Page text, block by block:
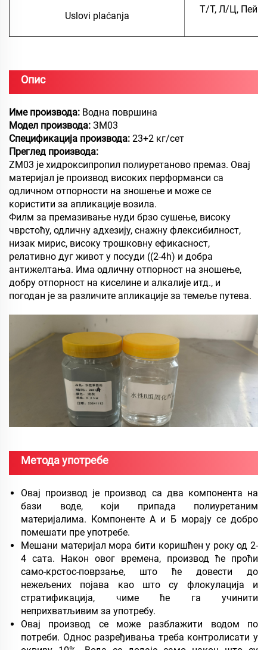
Uslovi plaćanja
Т/Т, Л/Ц,
Опис
Име производа: Водна површина
Модел производа: ЗМ03
Спецификација производа: 23+2 кг/сет
Преглед производа:
ZM03 је хидроксипропил полиуретаново премаз. Овај
материјал је производ високих перформанси са
одличном отпорности на зношење и може се
користити за апликације возила.
Филм за премазивање нуди брзо сушење, високу
чврстоћу, одличну адхезију, снажну флексибилност,
низак мирис, високу трошковну ефикасност,
релативно дуг живот у посуди ((2-4h) и добра
антижелтања. Има одличну отпорност на зношење,
добру отпорност на киселине и алкалије итд., и
погодан је за различите апликације за темеље путева.
Метода употребе
Овај производ је производ са два компонента на
бази воде, који припада полиуретаним
материјалима. Компоненте А и Б морају се добро
помешати пре употребе.
Мешани материјал мора бити коришћен у року од 2-
4 сата. Након овог времена, производ ће проћи
само-крстос-поврзање, што ће довести до
нежељених појава као што су флокулација и
стратификација, чиме ће га учинити
неприхватљивим за употребу.
Овај производ се може разблажити водом по
потреби. Однос разређивања треба контролисати у